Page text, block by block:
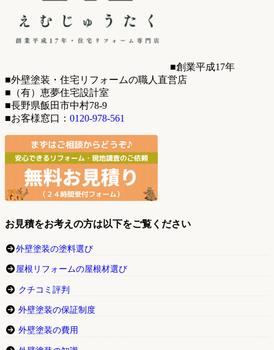
■創業平成17年
■外壁塗装・住宅リフォームの職人直営店
■（有）恵夢住宅設計室
■長野県飯田市中村78-9
■お客様窓口： 0120-978-561
お見積をお考えの方は以下をご覧ください
外壁塗装の塗料選び
屋根リフォームの屋根材選び
クチコミ評判
外壁塗装の保証制度
外壁塗装の費用